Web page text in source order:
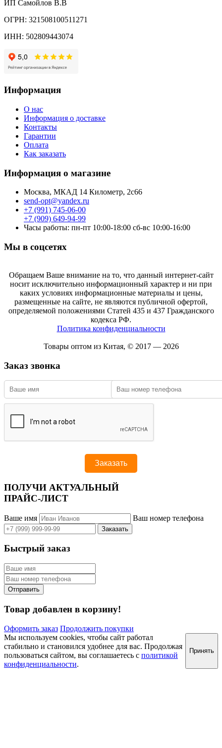
ИП Самойлов В.В
ОГРН: 321508100511271
ИНН: 502809443074
Информация
О нас
Информация о доставке
Контакты
Гарантии
Оплата
Как заказать
Информация о магазине
Москва, МКАД 14 Километр, 2с66
send-opt@yandex.ru
+7 (991) 745-06-00
+7 (909) 649-94-99
Часы работы: пн-пт 10:00-18:00 сб-вс 10:00-16:00
Мы в соцсетях
Обращаем Ваше внимание на то, что данный интернет-сайт
носит исключительно информационный характер и ни при
каких условиях информационные материалы и цены,
размещенные на сайте, не являются публичной офертой,
определяемой положениями Статей 435 и 437 Гражданского
кодекса РФ.
Политика конфиденциальности
Товары оптом из Китая, © 2017 — 2026
Заказ звонка
ПОЛУЧИ АКТУАЛЬНЫЙ
ПРАЙС-ЛИСТ
Ваше имя Ваш номер телефона
Быстрый заказ
Товар добавлен в корзину!
Оформить заказ Продолжить покупки
Мы используем cookies, чтобы сайт работал
стабильно и становился удобнее для вас. Продолжая
пользоваться сайтом, вы соглашаетесь с политикой
конфиденциальности.
Принять